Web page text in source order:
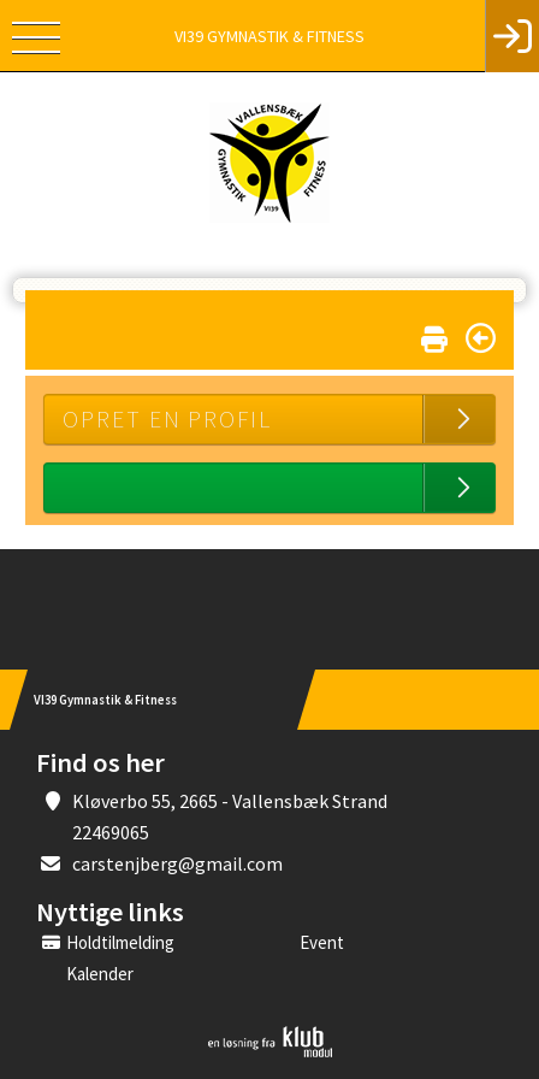
VI39 GYMNASTIK & FITNESS
OPRET EN PROFIL
VI39 Gymnastik & Fitness
Find os her
Kløverbo 55, 2665 - Vallensbæk Strand
22469065
carstenjberg@gmail.com
Nyttige links
Holdtilmelding
Event
Kalender